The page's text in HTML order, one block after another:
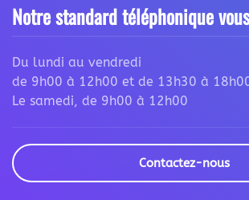
Notre standard téléphonique
Du lundi au vendredi
de 9h00 à 12h00 et de 13h30 à
Le samedi, de 9h00 à 12h00
Contactez-nous